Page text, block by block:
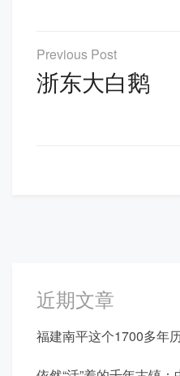
文
章
导
浙东大白鹅
近期文章
福建南平这个1700多年